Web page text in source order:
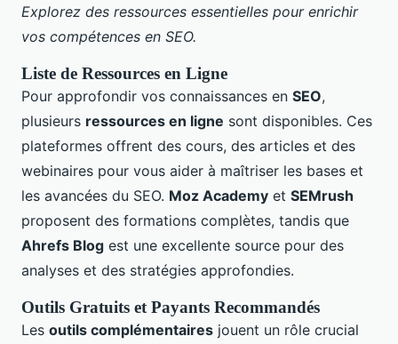
Explorez des ressources essentielles pour enrichir
vos compétences en SEO.
Liste de Ressources en Ligne
Pour approfondir vos connaissances en SEO,
plusieurs ressources en ligne sont disponibles. Ces
plateformes offrent des cours, des articles et des
webinaires pour vous aider à maîtriser les bases et
les avancées du SEO. Moz Academy et SEMrush
proposent des formations complètes, tandis que
Ahrefs Blog est une excellente source pour des
analyses et des stratégies approfondies.
Outils Gratuits et Payants Recommandés
Les outils complémentaires jouent un rôle crucial